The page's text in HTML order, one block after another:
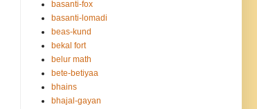
basanti-fox
basanti-lomadi
beas-kund
bekal fort
belur math
bete-betiyaa
bhains
bhajal-gayan